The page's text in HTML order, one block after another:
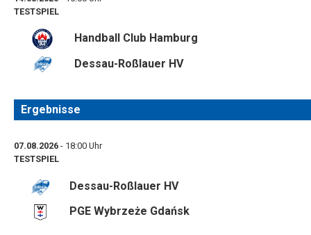
TESTSPIEL
Handball Club Hamburg
Dessau-Roßlauer HV
Ergebnisse
07.08.2026 - 18:00 Uhr
TESTSPIEL
Dessau-Roßlauer HV
PGE Wybrzeże Gdańsk